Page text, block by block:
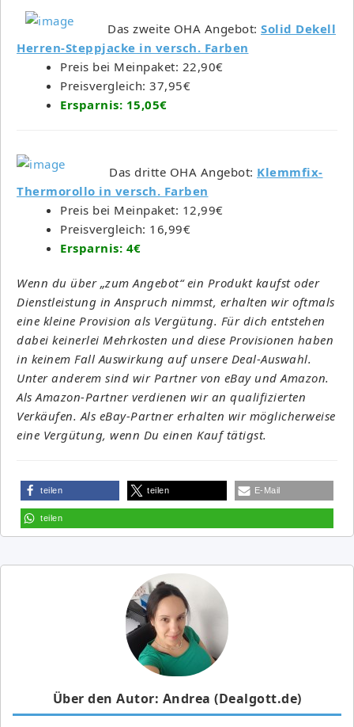
Das zweite OHA Angebot: Solid Dekell
Herren-Steppjacke in versch. Farben
Preis bei Meinpaket: 22,90€
Preisvergleich: 37,95€
Ersparnis: 15,05€
Das dritte OHA Angebot: Klemmfix-
Thermorollo in versch. Farben
Preis bei Meinpaket: 12,99€
Preisvergleich: 16,99€
Ersparnis: 4€
Wenn du über „zum Angebot“ ein Produkt kaufst oder
Dienstleistung in Anspruch nimmst, erhalten wir oftmals
eine kleine Provision als Vergütung. Für dich entstehen
dabei keinerlei Mehrkosten und diese Provisionen haben
in keinem Fall Auswirkung auf unsere Deal-Auswahl.
Unter anderem sind wir Partner von eBay und Amazon.
Als Amazon-Partner verdienen wir an qualifizierten
Verkäufen. Als eBay-Partner erhalten wir möglicherweise
eine Vergütung, wenn Du einen Kauf tätigst.
teilen teilen E-Mail
teilen
Über den Autor: Andrea (Dealgott.de)